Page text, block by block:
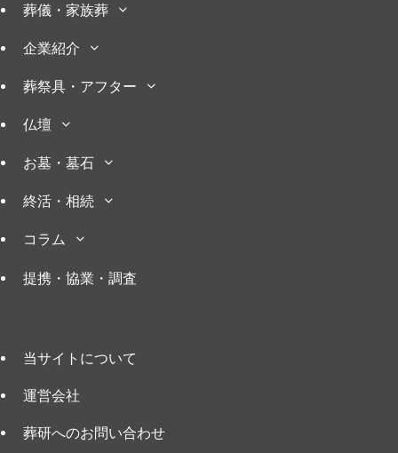
葬儀・家族葬
企業紹介
葬祭具・アフター
仏壇
お墓・墓石
終活・相続
コラム
提携・協業・調査
当サイトについて
運営会社
葬研へのお問い合わせ